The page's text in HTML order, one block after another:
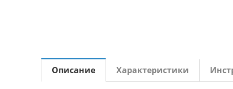
Описание Характеристики